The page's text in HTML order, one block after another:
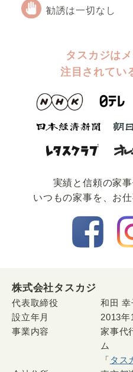
勧誘は一切なし
タスカジは
注目されてい
実績と信頼の家
いつもの家事を、お
株式会社タスカジ
代表取締役
和田 幸
設立年月
2013年
事業内容
家事代
ム
「 タス